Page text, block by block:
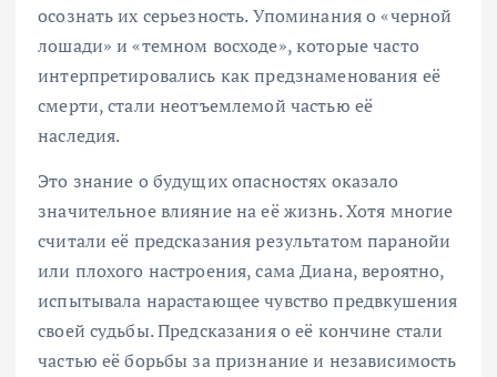
осознать их серьезность. Упоминания о «черной
лошади» и «темном восходе», которые часто
интерпретировались как предзнаменования её
смерти, стали неотъемлемой частью её
наследия.
Это знание о будущих опасностях оказало
значительное влияние на её жизнь. Хотя многие
считали её предсказания результатом паранойи
или плохого настроения, сама Диана, вероятно,
испытывала нарастающее чувство предвкушения
своей судьбы. Предсказания о её кончине стали
частью её борьбы за признание и независимость